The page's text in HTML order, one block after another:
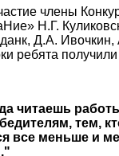
члены
Н.Г.
Д.А.
ребята
читаешь
тем,
все меньше